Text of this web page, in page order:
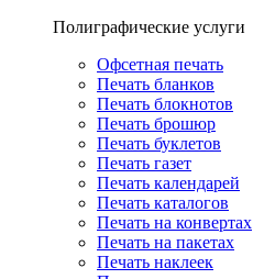
Полиграфические услуги
Офсетная печать
Печать бланков
Печать блокнотов
Печать брошюр
Печать буклетов
Печать газет
Печать календарей
Печать каталогов
Печать на конвертах
Печать на пакетах
Печать наклеек